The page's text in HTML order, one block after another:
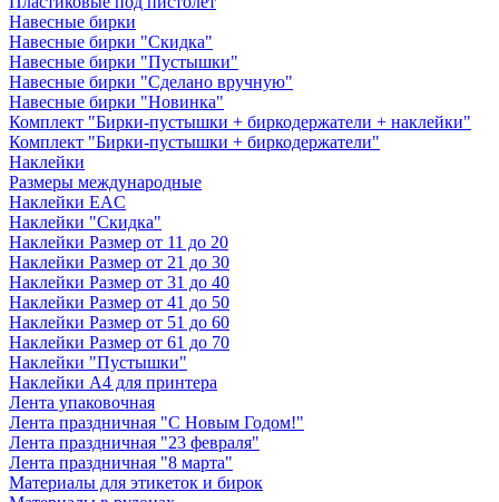
Навесные бирки
Навесные бирки "Скидка"
Навесные бирки "Пустышки"
Навесные бирки "Сделано вручную"
Навесные бирки "Новинка"
Комплект "Бирки-пустышки + биркодержатели + наклейки"
Комплект "Бирки-пустышки + биркодержатели"
Наклейки
Размеры международные
Наклейки EAC
Наклейки "Скидка"
Наклейки Размер от 11 до 20
Наклейки Размер от 21 до 30
Наклейки Размер от 31 до 40
Наклейки Размер от 41 до 50
Наклейки Размер от 51 до 60
Наклейки Размер от 61 до 70
Наклейки "Пустышки"
Наклейки А4 для принтера
Лента упаковочная
Лента праздничная "С Новым Годом!"
Лента праздничная "23 февраля"
Лента праздничная "8 марта"
Материалы для этикеток и бирок